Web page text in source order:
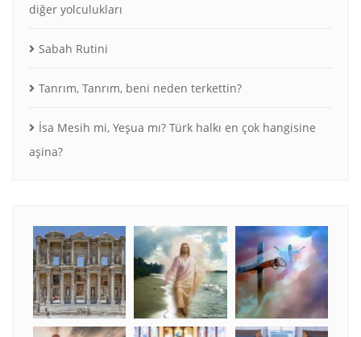
diğer yolculukları
Sabah Rutini
Tanrım, Tanrım, beni neden terkettin?
İsa Mesih mi, Yeşua mı? Türk halkı en çok hangisine
aşina?